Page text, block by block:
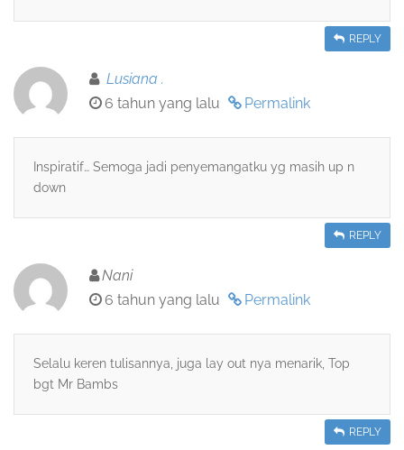
REPLY
Lusiana .
6 tahun yang lalu
Permalink
Inspiratif… Semoga jadi penyemangatku yg masih up n
down
REPLY
Nani
6 tahun yang lalu
Permalink
Selalu keren tulisannya, juga lay out nya menarik, Top
bgt Mr Bambs
REPLY